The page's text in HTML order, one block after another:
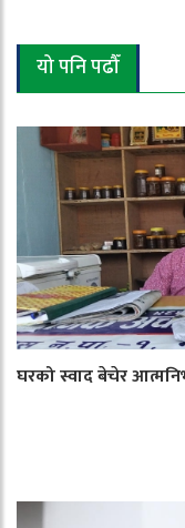
यो पनि पढौँ
घरको स्वाद बेचेर